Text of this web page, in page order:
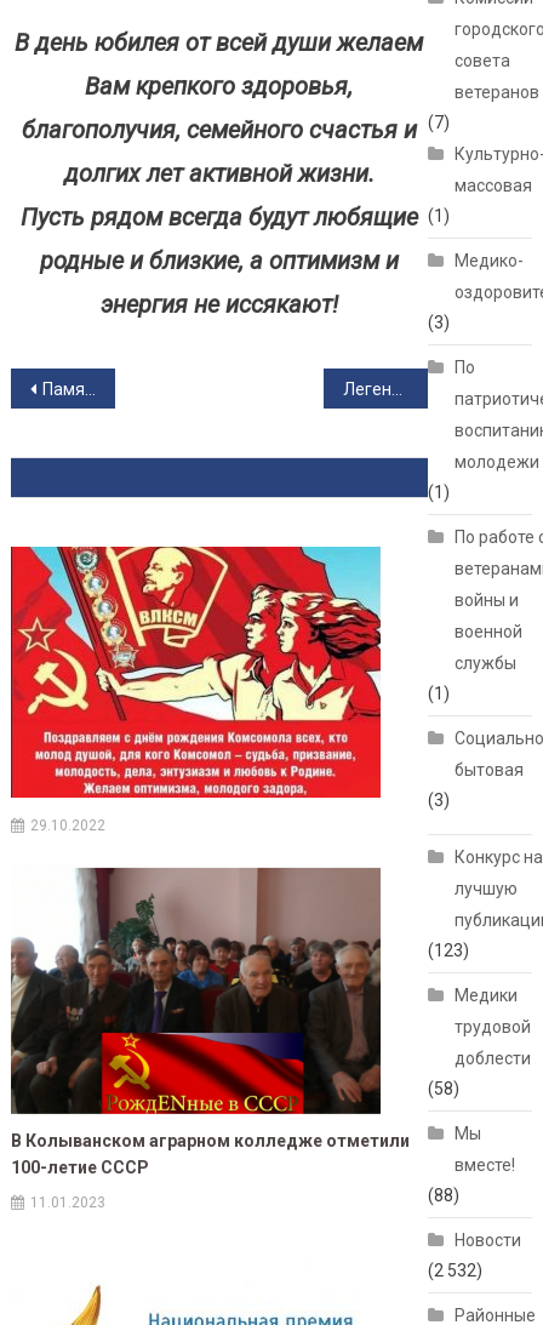
В день юбилея от всей души желаем
Вам крепкого здоровья,
благополучия, семейного счастья и
долгих лет активной жизни.
Пусть рядом всегда будут любящие
родные и близкие, а оптимизм и
энергия не иссякают!
Навигация по записям
Память и уважение: в НВВКУ отметили День ветеранов боевых действий
29.10.2022
В Колыванском аграрном колледже отметили
100-летие СССР
11.01.2023
совета
ветеранов
(7)
массовая
(1)
Медико-
(3)
По
молодежи
(1)
По работе
войны и
военной
службы
(1)
бытовая
(3)
Конкурс на
лучшую
(123)
Медики
трудовой
доблести
(58)
Мы
вместе!
(88)
Новости
(2 532)
Районные